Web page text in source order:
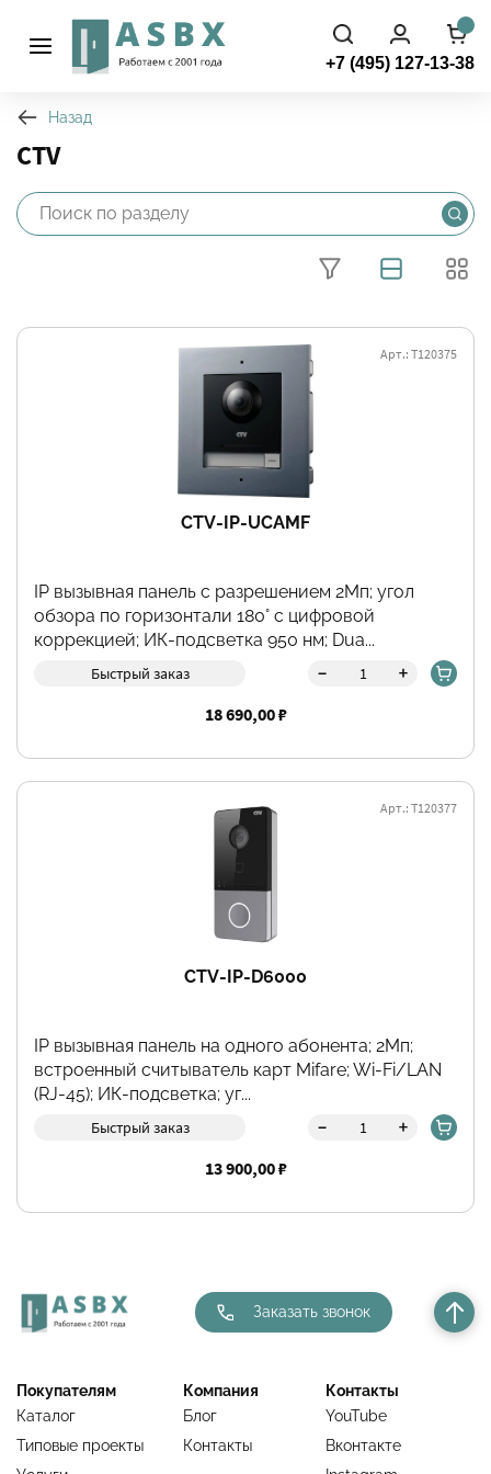
+7 (495) 127-13-38
Назад
CTV
CTV-IP-UCAMF
Арт.: Т120375
IP вызывная панель с разрешением 2Мп; угол
обзора по горизонтали 180° с цифровой
коррекцией; ИК-подсветка 950 нм; Dua...
Быстрый заказ - +
18 690,00 ₽
CTV-IP-D6000
Арт.: Т120377
IP вызывная панель на одного абонента; 2Мп;
встроенный считыватель карт Mifare; Wi-Fi/LAN
(RJ-45); ИК-подсветка; уг...
Быстрый заказ - +
13 900,00 ₽
Покупателям
Каталог
Типовые проекты
Компания
Блог
Контакты
Контакты
YouTube
Вконтакте
Заказать звонок